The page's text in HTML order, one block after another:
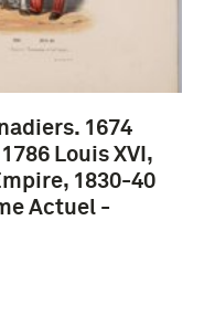
1674
Louis XVI,
1830-40
Actuel -